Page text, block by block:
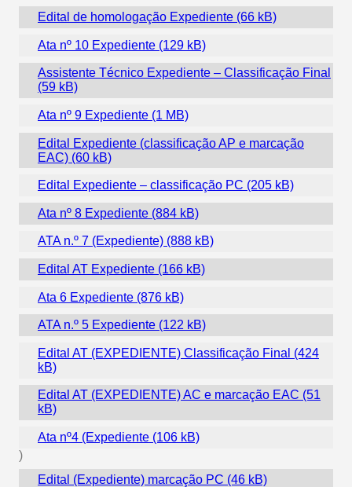
Edital de homologação Expediente
Ata nº 10 Expediente
Assistente Técnico Expediente – Classificação Final
Ata nº 9 Expediente
Edital Expediente (classificação AP e marcação
EAC)
Edital Expediente – classificação PC
Ata nº 8 Expediente
ATA n.º 7 (Expediente)
Edital AT Expediente
Ata 6 Expediente
ATA n.º 5 Expediente
Edital AT (EXPEDIENTE) Classificação Final
Edital AT (EXPEDIENTE) AC e marcação EAC
Ata nº4 (Expediente
)
Edital (Expediente) marcação PC